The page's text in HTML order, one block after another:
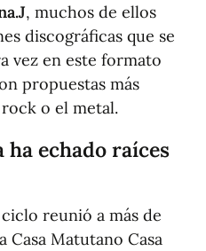
, muchos de ellos
discográficas que se
vez en este formato
propuestas más
o el metal.
echado raíces
reunió a más de
Casa Matutano Casa